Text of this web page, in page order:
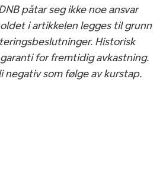
påtar seg ikke noe ansvar
i artikkelen legges til grunn
Historisk
for fremtidig avkastning.
negativ som følge av kurstap.